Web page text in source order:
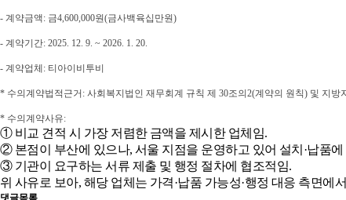
- 계약금액: 금4,600,000원(금사백육십만원)
- 계약기간: 2025. 12. 9. ~ 2026. 1. 20.
- 계약업체 : 티아이비투비
* 수의계약법적근거 : 사회복지법인 재무회계 규칙 제 30조의 2(계약의 원칙) 및 지방
* 수의계약사유:
① 비교 견적 시 가장 저렴한 금액을 제시한 업체임.
② 본점이 부산에 있으나,서울 지점을 운영하고 있어 설치 ·납품
③ 기관이 요구하는 서류 제출 및 행정 절차에 협조적임.
위 사유로 보아, 해당 업체는 가격·납품 가능성·행정 대응 측면에
댓글목록